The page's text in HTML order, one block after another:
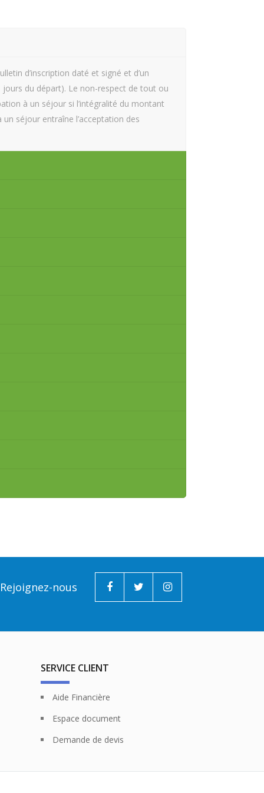
d’inscription daté et signé et d’un
du départ). Le non-respect de tout ou
à un séjour si l’intégralité du montant
un séjour entraîne l’acceptation des
Rejoignez-nous
SERVICE CLIENT
Aide Financière
Espace document
Demande de devis